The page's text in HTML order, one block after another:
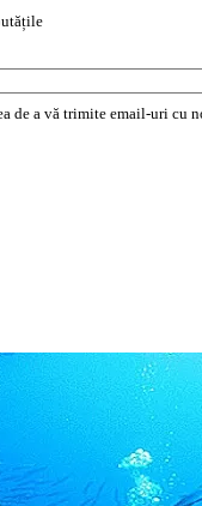
de a vă trimite email-uri cu